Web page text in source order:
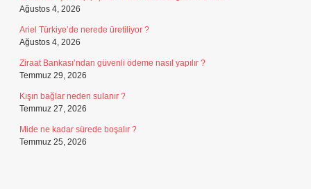
Ağustos 4, 2026
Ariel Türkiye’de nerede üretiliyor ?
Ağustos 4, 2026
Ziraat Bankası’ndan güvenli ödeme nasıl yapılır ?
Temmuz 29, 2026
Kışın bağlar neden sulanır ?
Temmuz 27, 2026
Mide ne kadar sürede boşalır ?
Temmuz 25, 2026